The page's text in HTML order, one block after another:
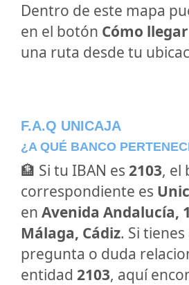
Dentro de este mapa
en el botón Cómo llegar
una ruta desde tu
F.A.Q UNICAJA
¿A QUÉ BANCO
🏦 Si tu IBAN es 2103, el
correspondiente es
en Avenida Andalucía,
Málaga, Cádiz. Si
pregunta o duda
entidad 2103, aquí